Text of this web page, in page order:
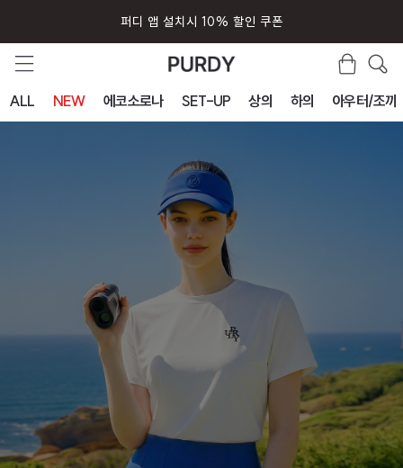
퍼디 앱 설치시 10% 할인 쿠폰
ALL NEW 에코소로나 SET-UP 상의 하의 아우터/조끼